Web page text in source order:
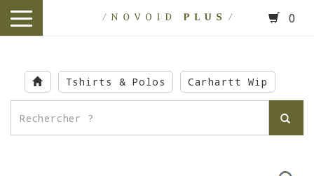
main
content
toggle
0
Tshirts & Polos Carhartt Wip